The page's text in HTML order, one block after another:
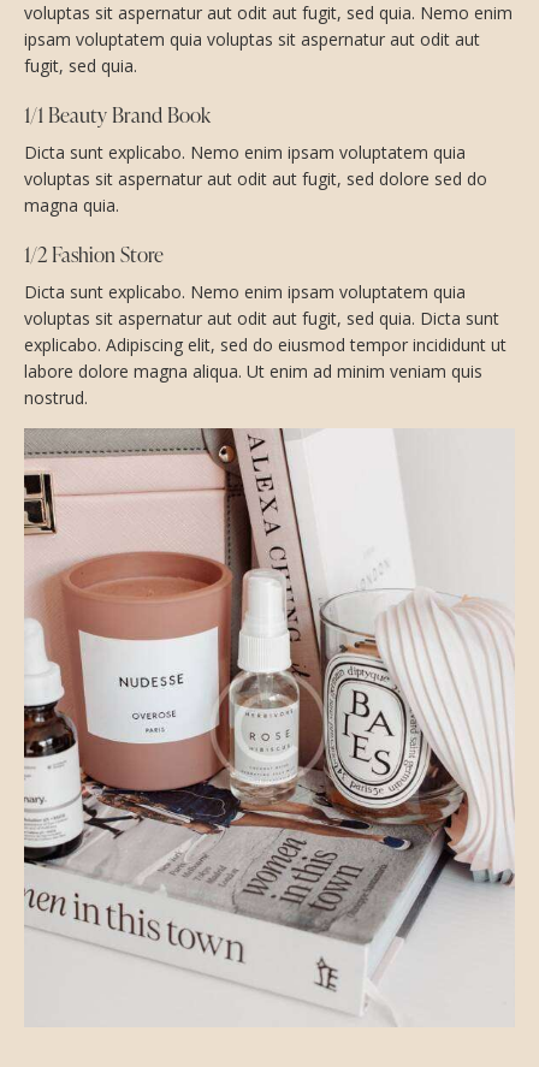
voluptas sit aspernatur aut odit aut fugit, sed quia. Nemo enim
ipsam voluptatem quia voluptas sit aspernatur aut odit aut
fugit, sed quia.
1/1 Beauty Brand Book
Dicta sunt explicabo. Nemo enim ipsam voluptatem quia
voluptas sit aspernatur aut odit aut fugit, sed dolore sed do
magna quia.
1/2 Fashion Store
Dicta sunt explicabo. Nemo enim ipsam voluptatem quia
voluptas sit aspernatur aut odit aut fugit, sed quia. Dicta sunt
explicabo. Adipiscing elit, sed do eiusmod tempor incididunt ut
labore dolore magna aliqua. Ut enim ad minim veniam quis
nostrud.